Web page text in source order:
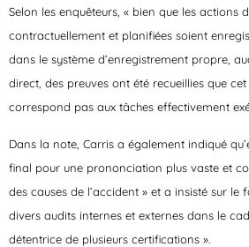
Selon les enquêteurs, « bien que les actions
contractuellement et planifiées soient
dans le système d’enregistrement propre,
direct, des preuves ont été recueillies que
correspond pas aux tâches effectivement
Dans la note, Carris a également indiqué
final pour une prononciation plus vaste et
des causes de l’accident » et a insisté sur le
divers audits internes et externes dans le
détentrice de plusieurs certifications ».